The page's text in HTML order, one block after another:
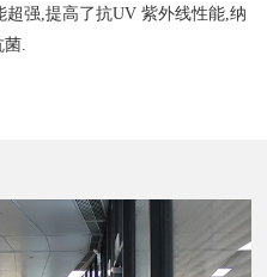
强,提高了抗UV 紫外线性能,纳
菌.